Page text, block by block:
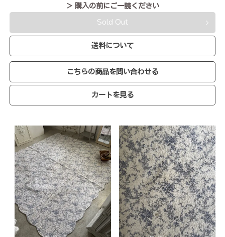
＞ 購入の前にご一読ください
Sold Out
送料について
こちらの商品を問い合わせる
カートを見る